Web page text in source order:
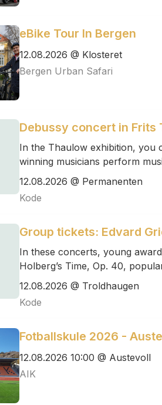
eBike Tour In Bergen
12.08.2026 @ Klosteret
Bergen Urban Safari
Debussy concert in Frits
In the Thaulow exhibition, you
winning musicians perform
12.08.2026 @ Permanenten
Kode
Group tickets: Edvard
In these concerts, young
Holberg’s Time, Op. 40,
12.08.2026 @ Troldhaugen
Kode
Fotballskule 2026 -
12.08.2026 10:00 @ Austevoll
AIK